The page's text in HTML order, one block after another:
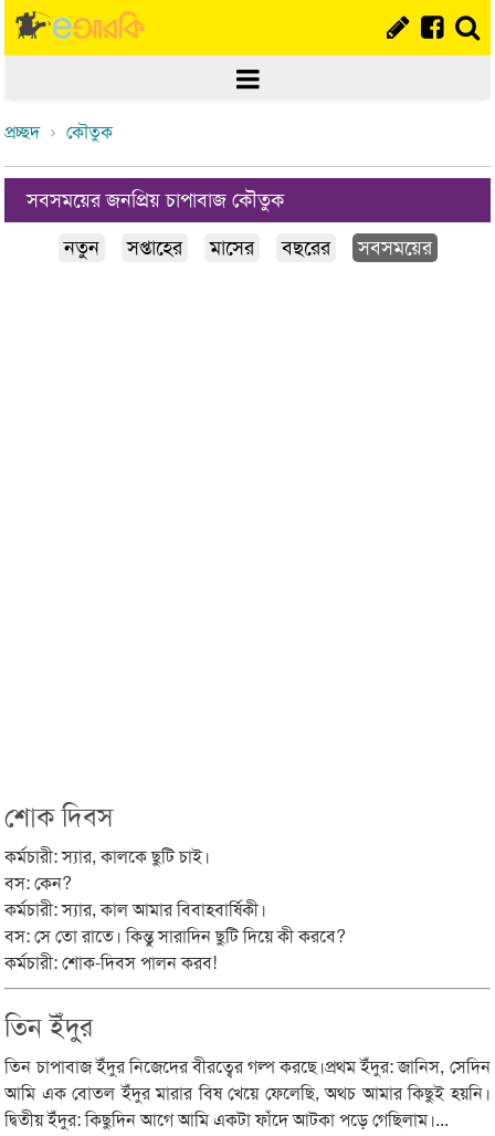
প্রচ্ছদ কৌতুক
সবসময়ের জনপ্রিয় চাপাবাজ কৌতুক
নতুন
সপ্তাহের মাসের বছরের সবসময়ের
শোক দিবস
কর্মচারী: স্যার, কালকে ছুটি চাই।
বস: কেন?
কর্মচারী: স্যার, কাল আমার বিবাহবার্ষিকী।
বস: সে তো রাতে। কিন্তু সারাদিন ছুটি দিয়ে কী করবে?
কর্মচারী: শোক-দিবস পালন করব!
তিন ইঁদুর
তিন চাপাবাজ ইঁদুর নিজেদের বীরত্বের গল্প করছে।প্রথম ইঁদুর: জানিস, সেদিন
আমি এক বোতল ইঁদুর মারার বিষ খেয়ে ফেলেছি, অথচ আমার কিছুই হয়নি।
দ্বিতীয় ইঁদুর: কিছুদিন আগে আমি একটা ফাঁদে আটকা পড়ে গেছিলাম।...